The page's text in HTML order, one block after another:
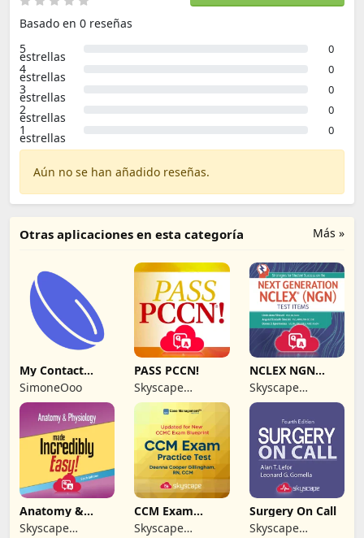
Basado en 0 reseñas
5
estrellas 0
4
estrellas 0
3
estrellas 0
2
estrellas 0
1
estrellas 0
Aún no se han añadido reseñas.
Más »
Otras aplicaciones en esta categoría
My Contact
Lenses
SimoneOoo
PASS PCCN!
Skyscape
Medpresso Inc
NCLEX NGN
Next Generation
Skyscape
Medpresso Inc
Anatomy &
Physiology MIE
NCLEX
Skyscape
CCM Exam
Practice Test
Skyscape
Surgery On Call
Skyscape